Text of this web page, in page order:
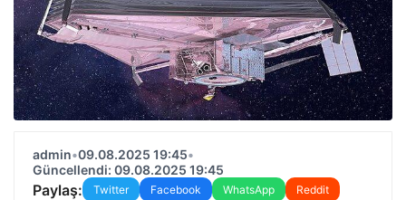
admin•09.08.2025 19:45•
Güncellendi: 09.08.2025 19:45
Paylaş: Twitter Facebook WhatsApp
Reddit